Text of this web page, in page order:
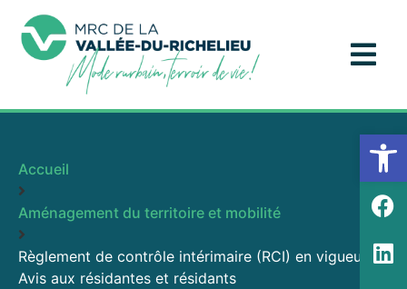
Accueil
Aménagement du territoire et mobilité
Règlement de contrôle intérimaire (RCI) en vigueur –
Avis aux résidantes et résidants